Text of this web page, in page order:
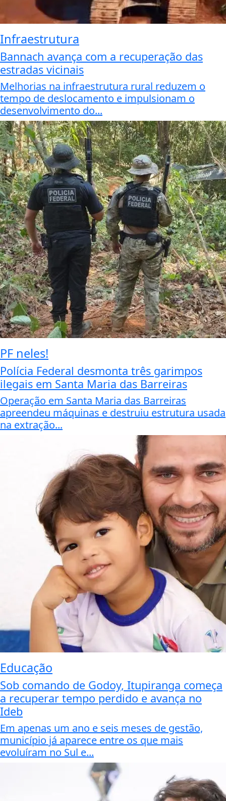
Infraestrutura
Bannach avança com a recuperação das
estradas vicinais
Melhorias na infraestrutura rural reduzem o
tempo de deslocamento e impulsionam o
desenvolvimento do...
PF neles!
Polícia Federal desmonta três garimpos
ilegais em Santa Maria das Barreiras
Operação em Santa Maria das Barreiras
apreendeu máquinas e destruiu estrutura usada
na extração...
Educação
Sob comando de Godoy, Itupiranga começa
a recuperar tempo perdido e avança no
Ideb
Em apenas um ano e seis meses de gestão,
município já aparece entre os que mais
evoluíram no Sul e...